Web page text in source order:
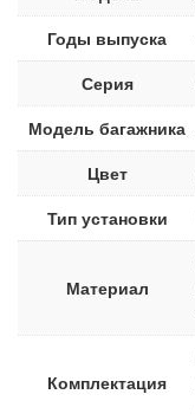
Годы выпуска
Серия
Модель багажника
Цвет
Тип установки
Материал
Комплектация